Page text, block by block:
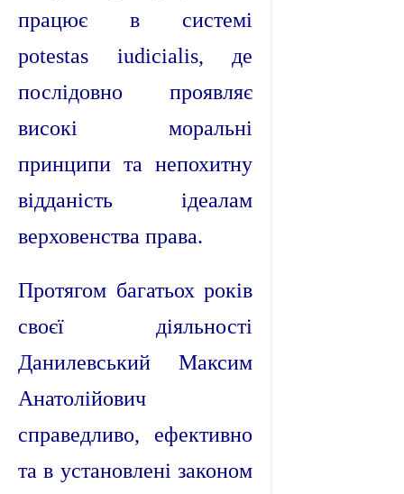
працює в системі
potestas iudicialis, де
послідовно проявляє
високі моральні
принципи та непохитну
відданість ідеалам
верховенства права.
Протягом багатьох років
своєї діяльності
Данилевський Максим
Анатолійович
справедливо, ефективно
та в установлені законом